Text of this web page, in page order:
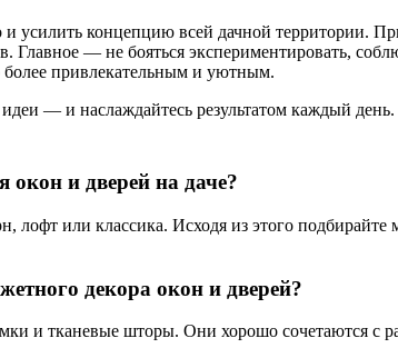
и усилить концепцию всей дачной территории.
— не бояться экспериментировать,
более привлекательным и уютным.
— и наслаждайтесь результатом каждый
и дверей на даче?
лофт или классика. Исходя из этого
декора окон и дверей?
и тканевые шторы. Они хорошо сочетаются с